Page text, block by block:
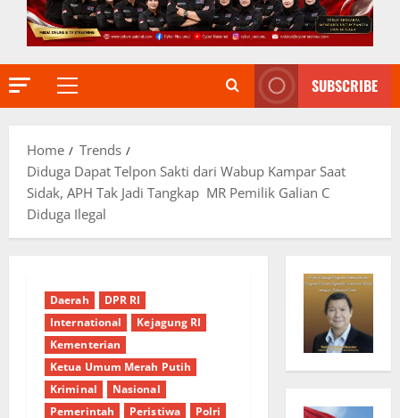
Primary
SUBSCRIBE
Home
Trends
Diduga Dapat Telpon Sakti dari Wabup Kampar Saat
Sidak, APH Tak Jadi Tangkap MR Pemilik Galian C
Diduga Ilegal
Daerah
DPR RI
International
Kejagung RI
Kementerian
Ketua Umum Merah Putih
Kriminal
Nasional
Pemerintah
Peristiwa
Polri